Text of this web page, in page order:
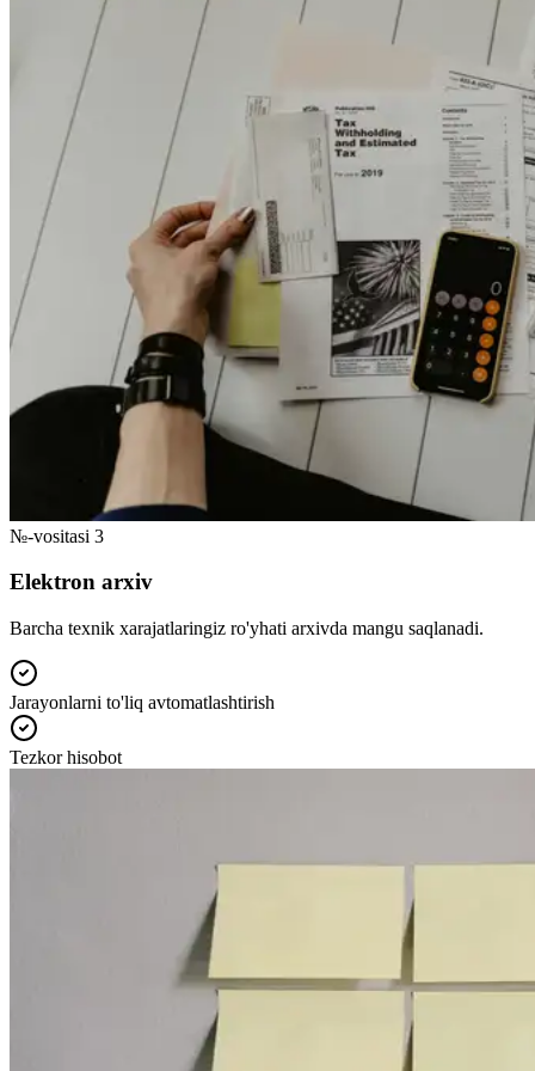
№-vositasi 3
Elektron arxiv
Barcha texnik xarajatlaringiz ro'yhati arxivda mangu saqlanadi.
Jarayonlarni to'liq avtomatlashtirish
Tezkor hisobot